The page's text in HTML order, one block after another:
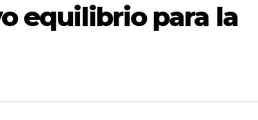
equilibrio para la